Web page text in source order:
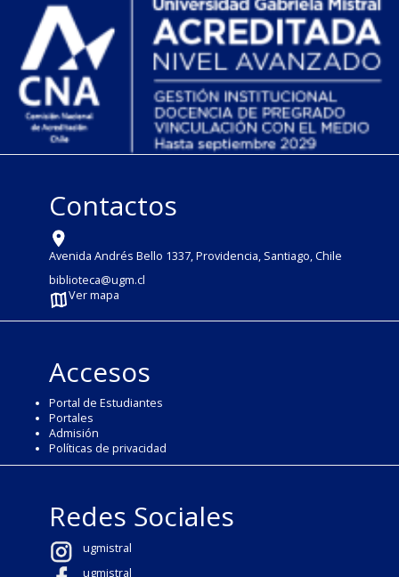
Contactos
Avenida Andrés Bello 1337, Providencia, Santiago, Chile
biblioteca@ugm.cl
Ver mapa
Accesos
Portal de Estudiantes
Portales
Admisión
Políticas de privacidad
Redes Sociales
ugmistral
ugmistral